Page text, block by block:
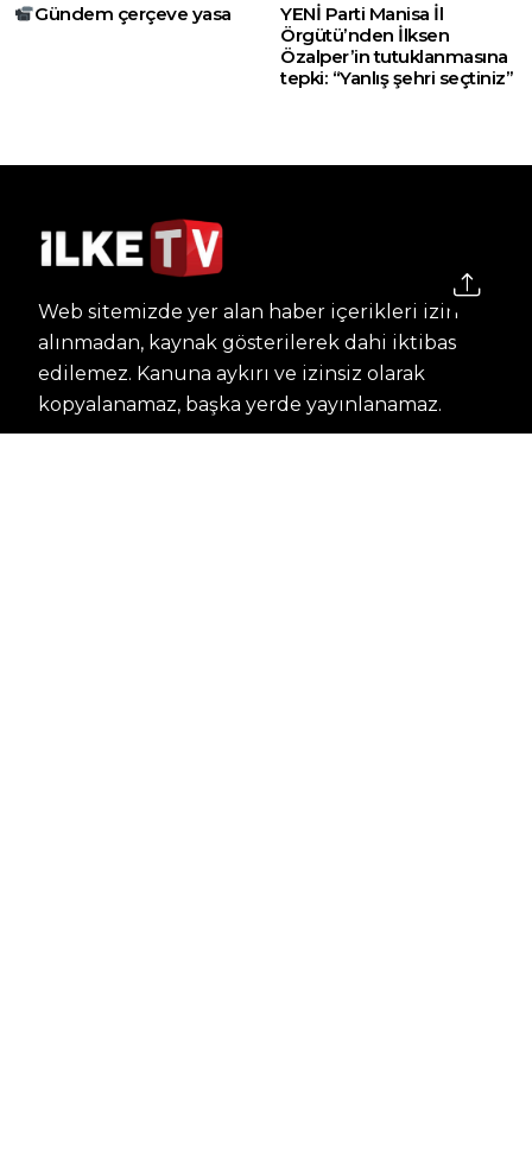
Gündem çerçeve yasa
YENİ Parti Manisa İl
Örgütü’nden İlksen
Özalper’in tutuklanmasına
tepki: “Yanlış şehri seçtiniz”
Web sitemizde yer alan haber içerikleri izin
alınmadan, kaynak gösterilerek dahi iktibas
edilemez. Kanuna aykırı ve izinsiz olarak
kopyalanamaz, başka yerde yayınlanamaz.